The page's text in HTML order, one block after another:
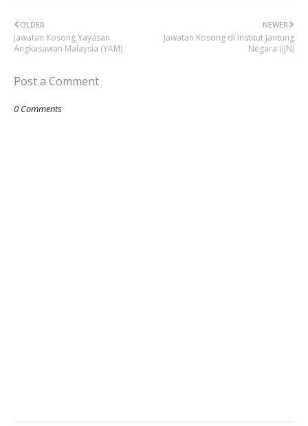
NEWER
Jawatan Kosong di Institut Jantung
Negara (IJN)
OLDER
Jawatan Kosong Yayasan
Angkasawan Malaysia (YAM)
Post a Comment
0 Comments